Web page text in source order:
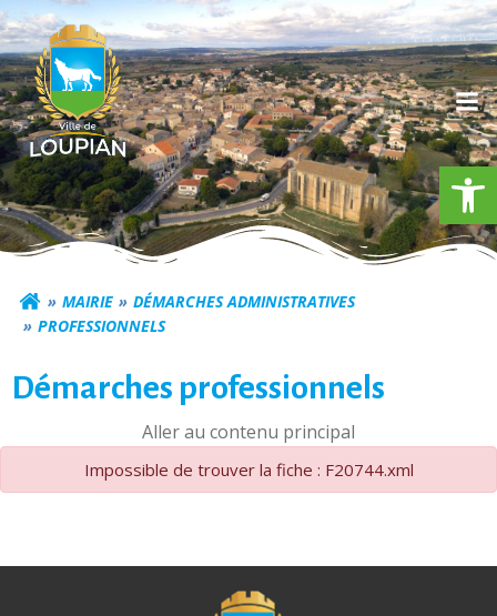
Aller
au
contenu
Commune de
MAIRIE
DÉMARCHES ADMINISTRATIVES
PROFESSIONNELS
Démarches professionnels
Aller au contenu principal
Impossible de trouver la fiche : F20744.xml